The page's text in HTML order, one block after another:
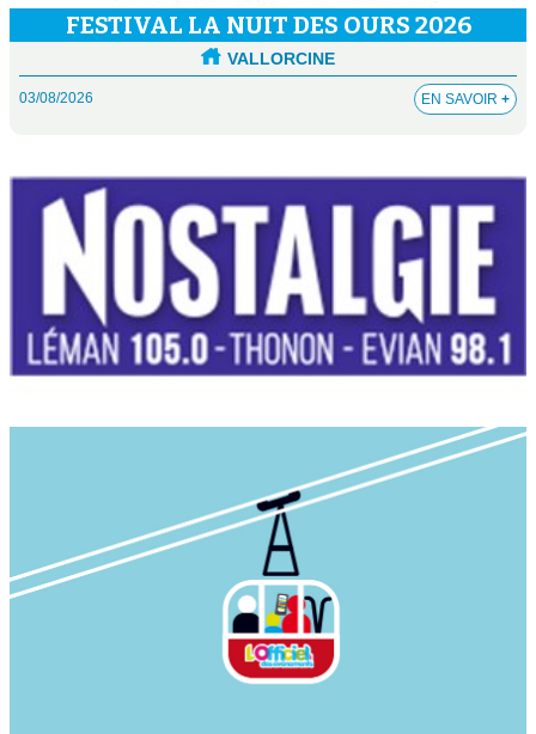
FESTIVAL LA NUIT DES OURS 2026
VALLORCINE
03/08/2026 EN SAVOIR +